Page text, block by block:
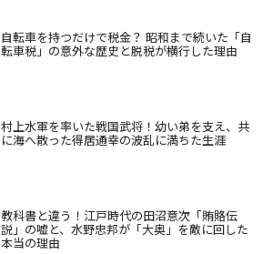
自転車を持つだけで税金？ 昭和まで続いた「自
転車税」の意外な歴史と脱税が横行した理由
村上水軍を率いた戦国武将！幼い弟を支え、共
に海へ散った得居通幸の波乱に満ちた生涯
教科書と違う！江戸時代の田沼意次「賄賂伝
説」の嘘と、水野忠邦が「大奥」を敵に回した
本当の理由